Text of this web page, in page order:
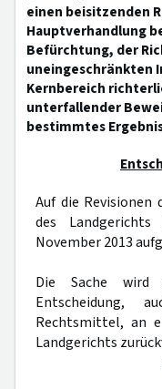
einen beisitzenden
Hauptverhandlung
Befürchtung, der
uneingeschränkten
Kernbereich
unterfallender
bestimmtes
Auf die
des
November 2013
Die Sache wird
Entscheidung,
Rechtsmittel, an
Landgerichts